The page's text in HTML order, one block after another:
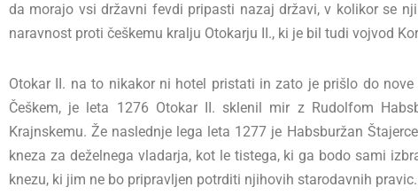
da morajo vsi državni fevdi pripasti nazaj državi, v kolikor se
naravnost proti češkemu kralju Otokarju II., ki je bil tudi vojvod
Otokar II. na to nikakor ni hotel pristati in zato je prišlo do
Češkem, je leta 1276 Otokar II. sklenil mir z Rudolfom
Krajnskemu. Že naslednje lega leta 1277 je Habsburžan
kneza za deželnega vladarja, kot le tistega, ki ga bodo sami
knezu, ki jim ne bo pripravljen potrditi njihovih starodavnih